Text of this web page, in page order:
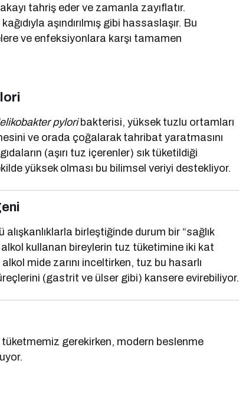
tahriş eder ve zamanla zayıflatır.
aşındırılmış gibi hassaslaşır. Bu
ve enfeksiyonlara karşı tamamen
pyloribakterisi, yüksek tuzlu ortamları
ve orada çoğalarak tahribat yaratmasını
(aşırı tuz içerenler) sık tüketildiği
yüksek olması bu bilimsel veriyi destekliyor.
birleştiğinde durum bir “sağlık
kullanan bireylerin tuz tüketimine iki kat
mide zarını inceltirken, tuz bu hasarlı
(gastrit ve ülser gibi) kansere evirebiliyor.
tüketmemiz gerekirken, modern beslenme